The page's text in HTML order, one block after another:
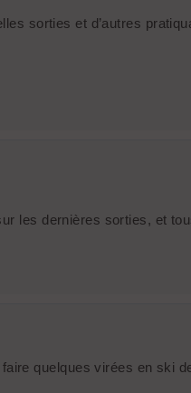
sorties et d’autres
les dernières sorties, et
quelques virées en ski